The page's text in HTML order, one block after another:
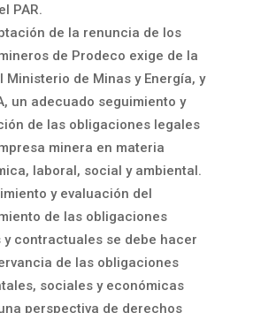
PAR.
de la renuncia de los
de Prodeco exige de la
Ministerio de Minas y Energía, y
un adecuado seguimiento y
de las obligaciones legales
minera en materia
laboral, social y ambiental.
y evaluación del
de las obligaciones
y contractuales se debe hacer
de las obligaciones
sociales y económicas
perspectiva de derechos